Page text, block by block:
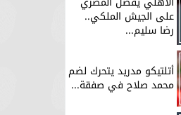
على الجيش الملكي..
رضا سليم...
أتلتيكو مدريد يتحرك لضم
محمد صلاح في صفقة...